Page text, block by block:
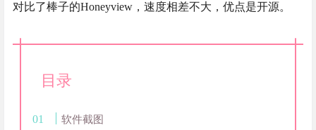
对比了棒子的Honeyview，速度相差不大，优点是开源。
目录
软件截图